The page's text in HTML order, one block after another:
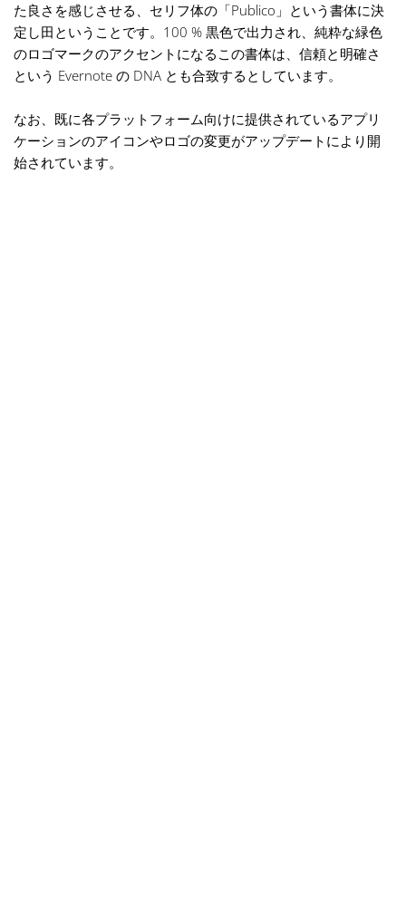
た良さを感じさせる、セリフ体の「Publico」という書体に決
定し田ということです。100 % 黒色で出力され、純粋な緑色
のロゴマークのアクセントになるこの書体は、信頼と明確さ
という Evernote の DNA とも合致するとしています。
なお、既に各プラットフォーム向けに提供されているアプリ
ケーションのアイコンやロゴの変更がアップデートにより開
始されています。